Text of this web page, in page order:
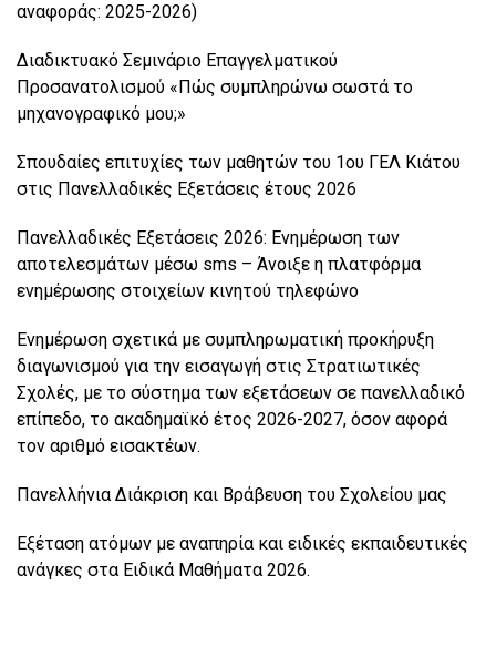
αναφοράς: 2025-2026)
Διαδικτυακό Σεμινάριο Επαγγελματικού
Προσανατολισμού «Πώς συμπληρώνω σωστά το
μηχανογραφικό μου;»
Σπουδαίες επιτυχίες των μαθητών του 1ου ΓΕΛ Κιάτου
στις Πανελλαδικές Εξετάσεις έτους 2026
Πανελλαδικές Εξετάσεις 2026: Ενημέρωση των
αποτελεσμάτων μέσω sms – Άνοιξε η πλατφόρμα
ενημέρωσης στοιχείων κινητού τηλεφώνο
Ενημέρωση σχετικά με συμπληρωματική προκήρυξη
διαγωνισμού για την εισαγωγή στις Στρατιωτικές
Σχολές, με το σύστημα των εξετάσεων σε πανελλαδικό
επίπεδο, το ακαδημαϊκό έτος 2026-2027, όσον αφορά
τον αριθμό εισακτέων.
Πανελλήνια Διάκριση και Βράβευση του Σχολείου μας
Εξέταση ατόμων με αναπηρία και ειδικές εκπαιδευτικές
ανάγκες στα Ειδικά Μαθήματα 2026.